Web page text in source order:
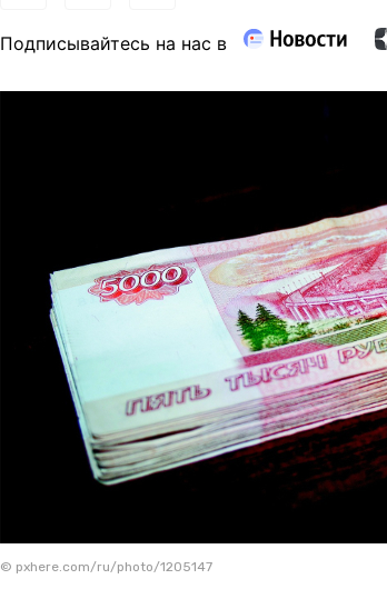
Подписывайтесь на нас в
© pxhere.com/ru/photo/1205147